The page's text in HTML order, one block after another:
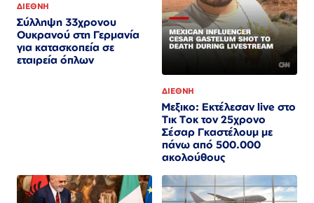
ΔΙΕΘΝΗ
Σύλληψη 33χρονου
Ουκρανού στη Γερμανία
για κατασκοπεία σε
εταιρεία όπλων
ΔΙΕΘΝΗ
Μεξικο: Εκτέλεσαν live στο
Τικ Τοκ τον 25χρονο
Σέσαρ Γκαστέλουμ με
πάνω από 500.000
ακολούθους